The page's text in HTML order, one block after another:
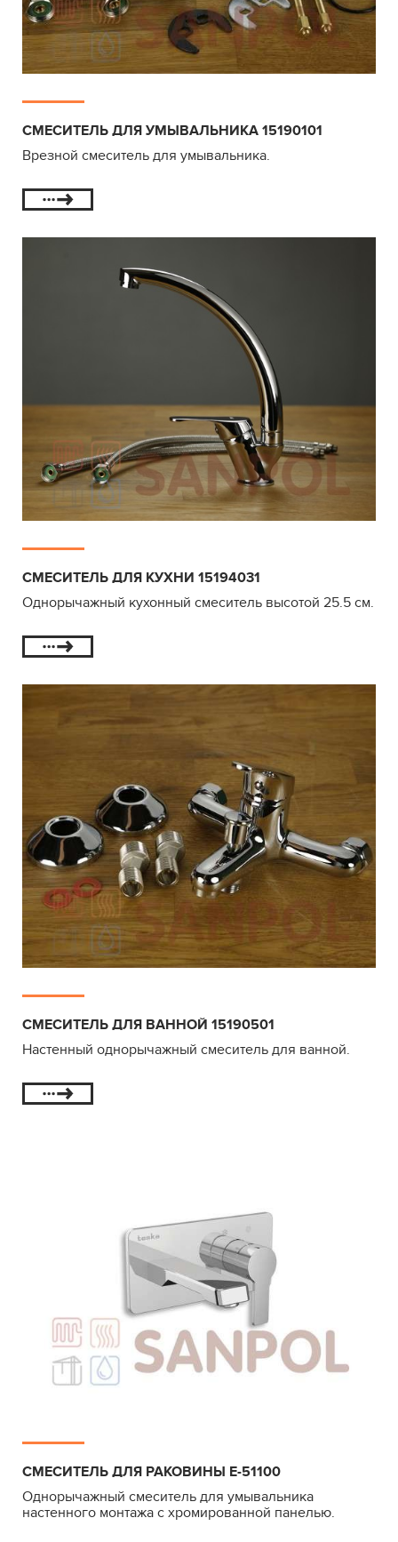
СМЕСИТЕЛЬ ДЛЯ УМЫВАЛЬНИКА 15190101
Врезной смеситель для умывальника.
СМЕСИТЕЛЬ ДЛЯ КУХНИ 15194031
Однорычажный кухонный смеситель высотой 25.5 см.
СМЕСИТЕЛЬ ДЛЯ ВАННОЙ 15190501
Настенный однорычажный смеситель для ванной.
СМЕСИТЕЛЬ ДЛЯ РАКОВИНЫ E-51100
Однорычажный смеситель для умывальника
настенного монтажа с хромированной панелью.